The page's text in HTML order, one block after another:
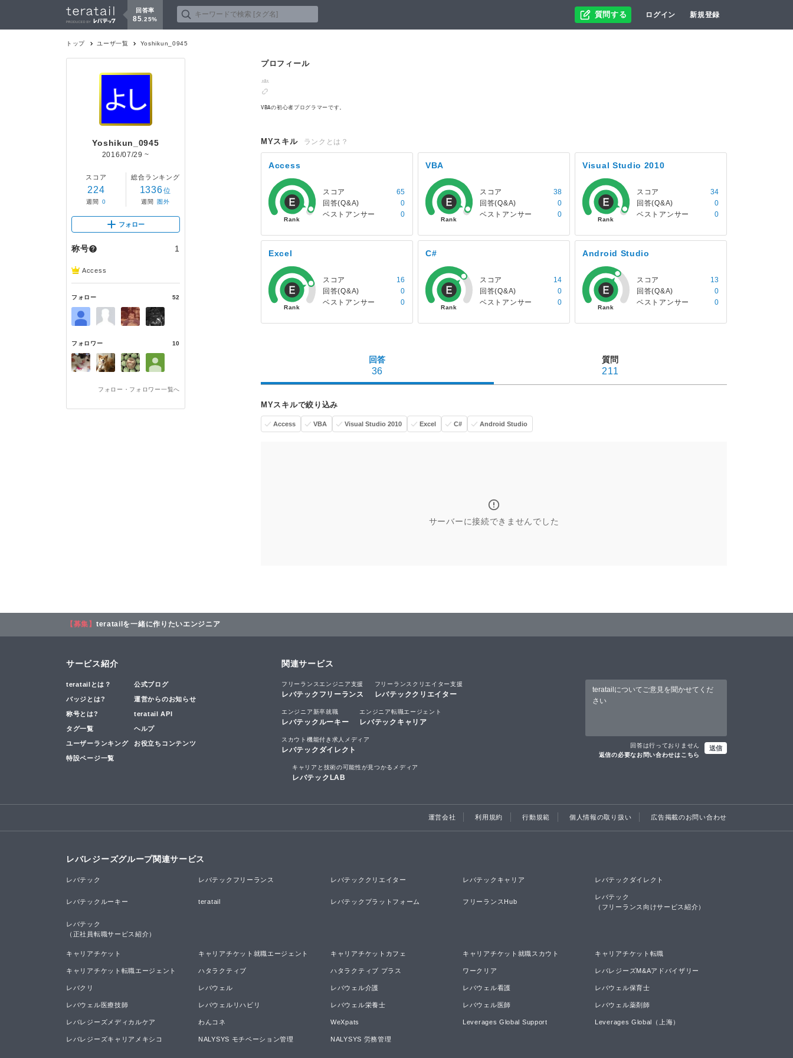
回答率
85 25% 質問する ログイン 新規登録
トップ ユーザ一覧 Yoshikun_0945
Yoshikun_0945
2016/07/29 ~
スコア
224
週間 0
総合ランキング
1336位
週間 圏外
フォロー
称号 1
Access
フォロー 52
フォロワー 10
フォロー・フォロワー一覧へ
プロフィール
VBAの初心者プログラマーです。
MYスキル ランクとは？
Access
スコア
65
回答(Q&A)
0
ベストアンサー
0
VBA
スコア
38
回答(Q&A)
0
ベストアンサー
0
Visual Studio 2010
スコア
34
回答(Q&A)
0
ベストアンサー
0
Excel
スコア
16
回答(Q&A)
0
ベストアンサー
0
C#
スコア
14
回答(Q&A)
0
ベストアンサー
0
Android Studio
スコア
13
回答(Q&A)
0
ベストアンサー
0
回答
36
質問
211
MYスキルで絞り込み
Access VBA Visual Studio 2010 Excel C# Android Studio
サーバーに接続できませんでした
【募集】 teratailを一緒に作りたいエンジニア
サービス紹介
teratailとは？ 公式ブログ
バッジとは? 運営からのお知らせ
称号とは? teratail API
タグ一覧 ヘルプ
ユーザーランキング お役立ちコンテンツ
特設ページ一覧
関連サービス
フリーランスエンジニア支援
レバテックフリーランス
フリーランスクリエイター支援
レバテッククリエイター
エンジニア新卒就職
レバテックルーキー
エンジニア転職エージェント
レバテックキャリア
スカウト機能付き求人メディア
レバテックダイレクト
キャリアと技術の可能性が見つかるメディア
レバテックLAB
回答は行っておりません
返信の必要なお問い合わせはこちら
送信
運営会社 利用規約 行動規範 個人情報の取り扱い 広告掲載のお問い合わせ
レバレジーズグループ関連サービス
レバテック レバテックフリーランス レバテッククリエイター レバテックキャリア レバテックダイレクト
レバテックルーキー teratail レバテックプラットフォーム フリーランスHub
レバテック
（フリーランス向けサービス紹介）
レバテック
（正社員転職サービス紹介）
キャリアチケット キャリアチケット就職エージェント キャリアチケットカフェ キャリアチケット就職スカウト キャリアチケット転職
キャリアチケット転職エージェント ハタラクティブ ハタラクティブ プラス ワークリア レバレジーズM&Aアドバイザリー
レバクリ レバウェル レバウェル介護 レバウェル看護 レバウェル保育士
レバウェル医療技師 レバウェルリハビリ レバウェル栄養士 レバウェル医師 レバウェル薬剤師
レバレジーズメディカルケア わんコネ WeXpats Leverages Global Support Leverages Global（上海）
レバレジーズキャリアメキシコ NALYSYS モチベーション管理 NALYSYS 労務管理